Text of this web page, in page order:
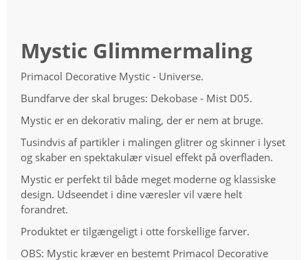
Mystic Glimmermaling
Primacol Decorative Mystic - Universe.
Bundfarve der skal bruges: Dekobase - Mist D05.
Mystic er en dekorativ maling, der er nem at bruge.
Tusindvis af partikler i malingen glitrer og skinner i lyset
og skaber en spektakulær visuel effekt på overfladen.
Mystic er perfekt til både meget moderne og klassiske
design. Udseendet i dine væresler vil være helt
forandret.
Produktet er tilgængeligt i otte forskellige farver.
OBS: Mystic kræver en bestemt Primacol Decorative